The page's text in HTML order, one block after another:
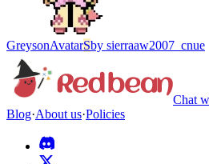
GreysonAvatarSby sierraaw2007_cnue
Chat
Blog·About us·Policies